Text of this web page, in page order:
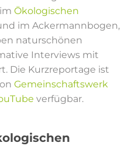
Ökologischen
im Ackermannbogen,
naturschönen
Interviews mit
Die Kurzreportage ist
Gemeinschaftswerk
verfügbar.